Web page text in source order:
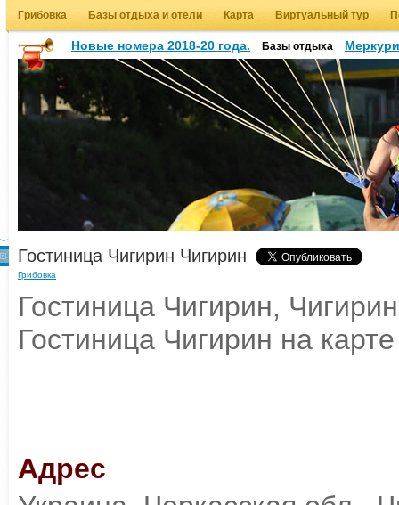
Грибовка Базы отдыха и отели Карта Виртуальный тур
Новые номера 2018-20 года. Базы отдыха
Грибовка
Гостиница Чигирин Чигирин
Гостиница Чигирин,
Гостиница Чигирин на карте
Адрес